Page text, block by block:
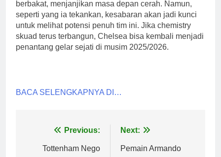
berbakat, menjanjikan masa depan cerah. Namun,
seperti yang ia tekankan, kesabaran akan jadi kunci
untuk melihat potensi penuh tim ini. Jika chemistry
skuad terus terbangun, Chelsea bisa kembali menjadi
penantang gelar sejati di musim 2025/2026.
BACA SELENGKAPNYA DI…
navigation
Previous:
Tottenham Nego
Next:
Pemain Armando